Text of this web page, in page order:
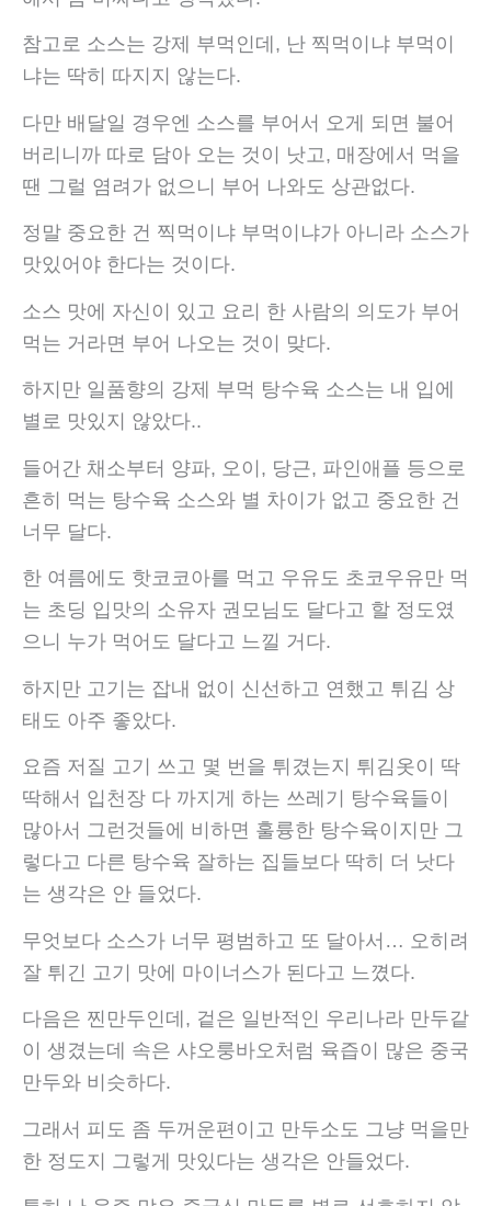
참고로 소스는 강제 부먹인데, 난 찍먹이냐 부먹이
냐는 딱히 따지지 않는다.
다만 배달일 경우엔 소스를 부어서 오게 되면 불어
버리니까 따로 담아 오는 것이 낫고, 매장에서 먹을
땐 그럴 염려가 없으니 부어 나와도 상관없다.
정말 중요한 건 찍먹이냐 부먹이냐가 아니라 소스가
맛있어야 한다는 것이다.
소스 맛에 자신이 있고 요리 한 사람의 의도가 부어
먹는 거라면 부어 나오는 것이 맞다.
하지만 일품향의 강제 부먹 탕수육 소스는 내 입에
별로 맛있지 않았다..
들어간 채소부터 양파, 오이, 당근, 파인애플 등으로
흔히 먹는 탕수육 소스와 별 차이가 없고 중요한 건
너무 달다.
한 여름에도 핫코코아를 먹고 우유도 초코우유만 먹
는 초딩 입맛의 소유자 권모님도 달다고 할 정도였
으니 누가 먹어도 달다고 느낄 거다.
하지만 고기는 잡내 없이 신선하고 연했고 튀김 상
태도 아주 좋았다.
요즘 저질 고기 쓰고 몇 번을 튀겼는지 튀김옷이 딱
딱해서 입천장 다 까지게 하는 쓰레기 탕수육들이
많아서 그런것들에 비하면 훌륭한 탕수육이지만 그
렇다고 다른 탕수육 잘하는 집들보다 딱히 더 낫다
는 생각은 안 들었다.
무엇보다 소스가 너무 평범하고 또 달아서… 오히려
잘 튀긴 고기 맛에 마이너스가 된다고 느꼈다.
다음은 찐만두인데, 겉은 일반적인 우리나라 만두같
이 생겼는데 속은 샤오룽바오처럼 육즙이 많은 중국
만두와 비슷하다.
그래서 피도 좀 두꺼운편이고 만두소도 그냥 먹을만
한 정도지 그렇게 맛있다는 생각은 안들었다.